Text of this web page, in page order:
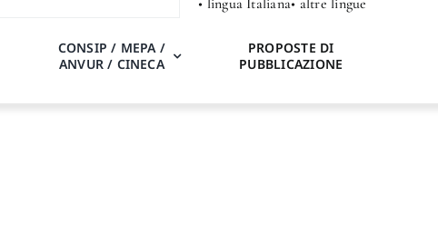
CONSIP / MEPA /
ANVUR / CINECA
PROPOSTE DI
PUBBLICAZIONE